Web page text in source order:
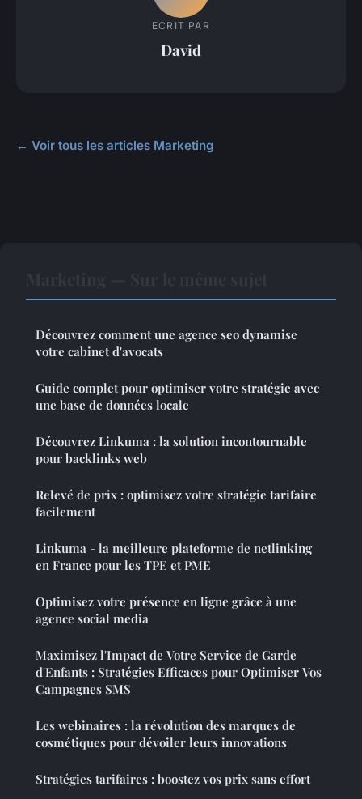
ECRIT PAR
David
← Voir tous les articles Marketing
Découvrez comment une agence seo dynamise
votre cabinet d'avocats
Guide complet pour optimiser votre stratégie avec
une base de données locale
Découvrez Linkuma : la solution incontournable
pour backlinks web
Relevé de prix : optimisez votre stratégie tarifaire
facilement
Linkuma - la meilleure plateforme de netlinking
en France pour les TPE et PME
Optimisez votre présence en ligne grâce à une
agence social media
Maximisez l'Impact de Votre Service de Garde
d'Enfants : Stratégies Efficaces pour Optimiser Vos
Campagnes SMS
Les webinaires : la révolution des marques de
cosmétiques pour dévoiler leurs innovations
Stratégies tarifaires : boostez vos prix sans effort